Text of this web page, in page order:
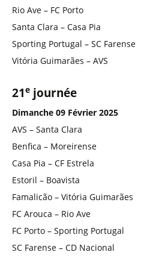
Rio Ave – FC Porto
Santa Clara – Casa Pia
Sporting Portugal – SC Farense
Vitória Guimarães – AVS
21e journée
Dimanche 09 Février 2025
AVS – Santa Clara
Benfica – Moreirense
Casa Pia – CF Estrela
Estoril – Boavista
Famalicão – Vitória Guimarães
FC Arouca – Rio Ave
FC Porto – Sporting Portugal
SC Farense – CD Nacional